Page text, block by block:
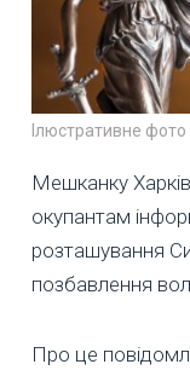
Ілюстративне фото
Мешканку
окупантам
розташування
позбавлення
Про це